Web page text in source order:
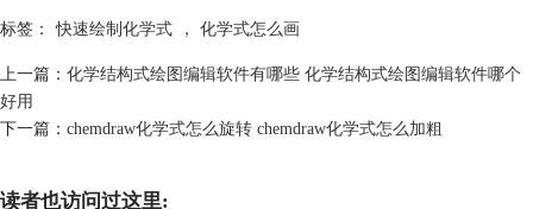
构，尤其是在多层结构覆盖时。在ChemDraw中调整透明度的步骤包括：
标签： 快速绘制化学式 ， 化学式怎么画
上一篇： 化学结构式绘图编辑软件有哪些 化学结构式绘图编辑软件哪个
好用
下一篇： chemdraw化学式怎么旋转 chemdraw化学式怎么加粗
读者也访问过这里: